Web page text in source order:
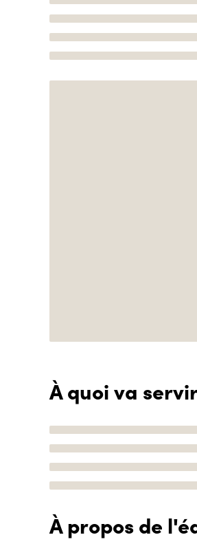
À quoi va
À propos de